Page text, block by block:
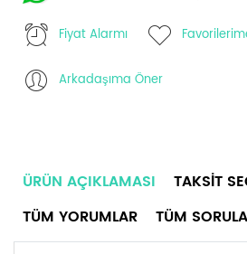
Fiyat Alarmı
Arkadaşıma Öner
ÜRÜN AÇIKLAMASI
TAKSIT
TÜM YORUMLAR
TÜM